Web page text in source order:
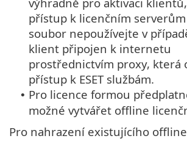
přístup k licenčním serverům
soubor nepoužívejte v
klient připojen k internetu
prostřednictvím proxy, která
přístup k ESET službám.
• Pro licence formou
možné vytvářet offline
Pro nahrazení existujícího